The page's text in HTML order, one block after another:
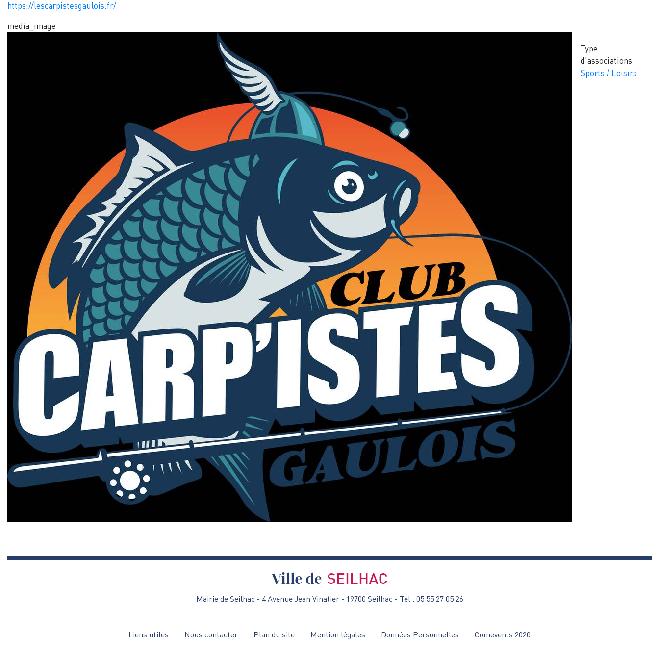
https://lescarpistesgaulois.fr/
media_image
Type
d'associations
Sports / Loisirs
Mairie de Seilhac - 4 Avenue Jean Vinatier - 19700 Seilhac - Tél : 05 55 27 05 26
Menu
Liens utiles Nous contacter Plan du site Mention légales Données Personnelles Comevents 2020